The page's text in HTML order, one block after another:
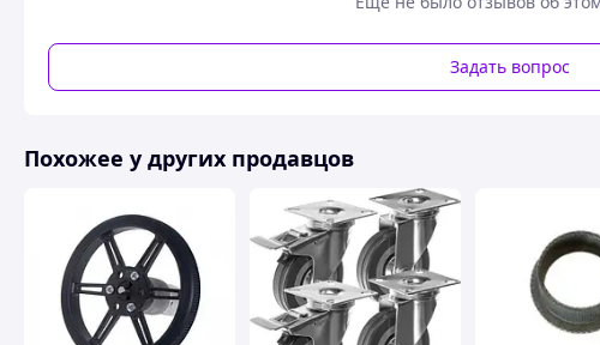
Задать вопрос
Похожее у других продавцов